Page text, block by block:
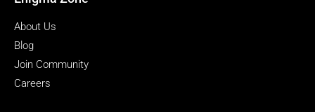
About Us
Blog
Join Community
Careers